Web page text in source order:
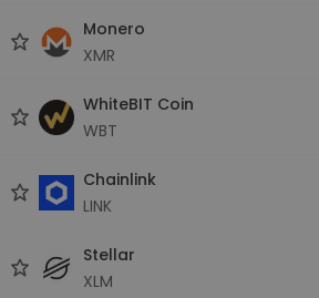
Monero
XMR
WhiteBIT Coin
WBT
Chainlink
LINK
Stellar
XLM